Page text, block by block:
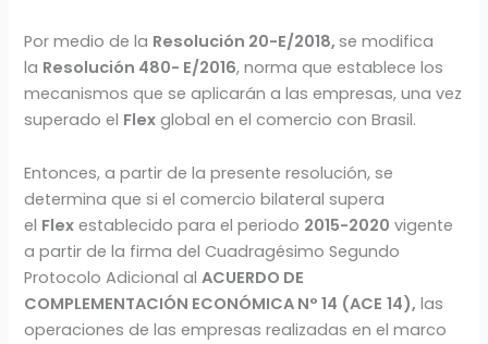
Por medio de la Resolución 20-E/2018,se modifica
la Resolución 480- E/2016, norma que establece los
mecanismos que se aplicarán a las empresas, una vez
superado el Flex global en el comercio con Brasil.
Entonces, a partir de la presente resolución, se
determina que si el comercio bilateral supera
el Flex establecido para el periodo 2015-2020 vigente
a partir de la firma del Cuadragésimo Segundo
Protocolo Adicional alACUERDO DE
COMPLEMENTACIÓN ECONÓMICA N° 14 (ACE 14), las
operaciones de las empresas realizadas en el marco